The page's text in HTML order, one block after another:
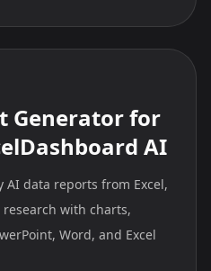
Generator for
AI
AI data reports from Excel,
research with charts,
Word, and Excel